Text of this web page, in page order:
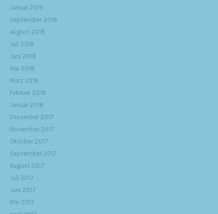
Januar 2019
September 2018
August 2018
Juli 2018
Juni 2018
Mai 2018
März 2018
Februar 2018
Januar 2018
Dezember 2017
November 2017
Oktober 2017
September 2017
August 2017
Juli 2017
Juni 2017
Mai 2017